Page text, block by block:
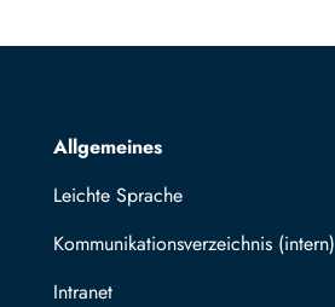
Allgemeines
Leichte Sprache
Kommunikationsverzeichnis (intern)
Intranet